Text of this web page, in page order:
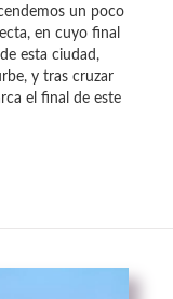
un poco
en cuyo final
esta ciudad,
y tras cruzar
el final de este